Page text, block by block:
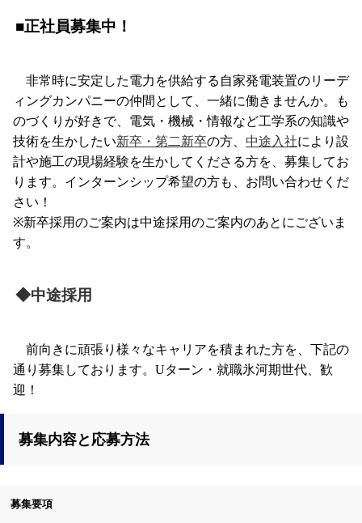
■正社員募集中！
非常時に安定した電力を供給する自家発電装置のリーデ
ィングカンパニーの仲間として、一緒に働きませんか。も
のづくりが好きで、電気・機械・情報など工学系の知識や
技術を生かしたい新卒・第二新卒の方、 中途入社により設
計や施工の現場経験を生かしてくださる方を、募集してお
ります。インターンシップ希望の方も、お問い合わせくだ
さい！
※新卒採用のご案内は中途採用のご案内のあとにございま
す。
◆中途採用
前向きに頑張り様々なキャリアを積まれた方を、下記の
通り募集しております。Uターン・就職氷河期世代、歓
迎！
募集内容と応募方法
募集要項